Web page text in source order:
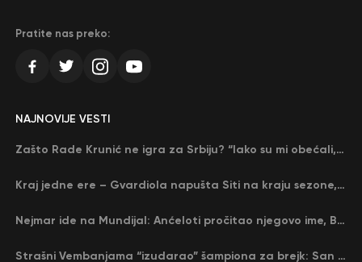
Pratite nas preko:
NAJNOVIJE VESTI
Zašto Rade Krunić ne igra za Srbiju? “Iako su mi obećali, niko me nije zvao…”
Kraj jedne ere – Gvardiola napušta Siti na kraju sezone, menja ga njegov nekadašnji rival
Nejmar ide na Mundijal: Anćeloti pročitao njegovo ime, Brazil u delirijumu (VIDEO)
Strašni Vembanjama “izudarao” šampiona za brejk: San Antonio poveo protiv Oklahome